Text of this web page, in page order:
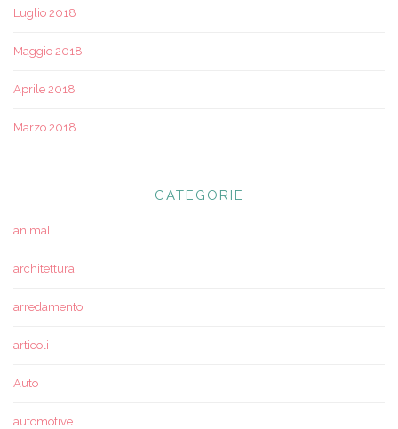
Luglio 2018
Maggio 2018
Aprile 2018
Marzo 2018
CATEGORIE
animali
architettura
arredamento
articoli
Auto
automotive